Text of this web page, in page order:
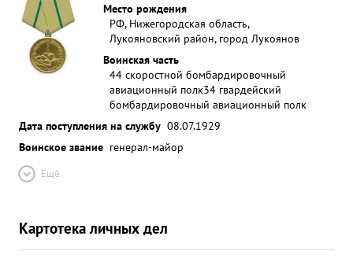
Место рождения
РФ, Нижегородская область,
Лукояновский район, город Лукоянов
Воинская часть
44 скоростной бомбардировочный
авиационный полк34 гвардейский
бомбардировочный авиационный полк
Дата поступления на службу 08.07.1929
Воинское звание генерал-майор
Ещё
Картотека личных дел